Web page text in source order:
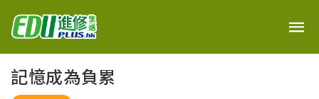
記憶成為負累